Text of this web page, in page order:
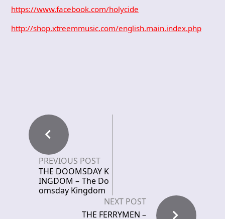
https://www.facebook.com/holycide
http://shop.xtreemmusic.com/english.main.index.php
PREVIOUS POST
THE DOOMSDAY K
INGDOM – The Do
omsday Kingdom
NEXT POST
THE FERRYMEN –